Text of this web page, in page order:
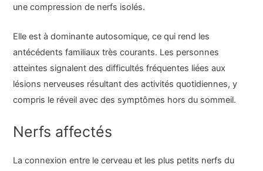
une compression de nerfs isolés.
Elle est à dominante autosomique, ce qui rend les
antécédents familiaux très courants. Les personnes
atteintes signalent des difficultés fréquentes liées aux
lésions nerveuses résultant des activités quotidiennes, y
compris le réveil avec des symptômes hors du sommeil.
Nerfs affectés
La connexion entre le cerveau et les plus petits nerfs du